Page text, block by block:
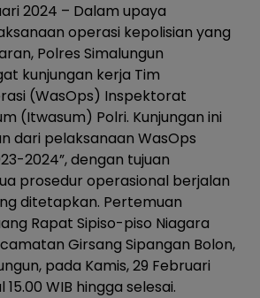
2024 – Dalam upaya
operasi kepolisian yang
Polres Simalungun
kunjungan kerja Tim
(WasOps) Inspektorat
(Itwasum) Polri. Kunjungan ini
dari pelaksanaan WasOps
2024”, dengan tujuan
prosedur operasional berjalan
ditetapkan. Pertemuan
Rapat Sipiso-piso Niagara
Girsang Sipangan Bolon,
pada Kamis, 29 Februari
WIB hingga selesai.